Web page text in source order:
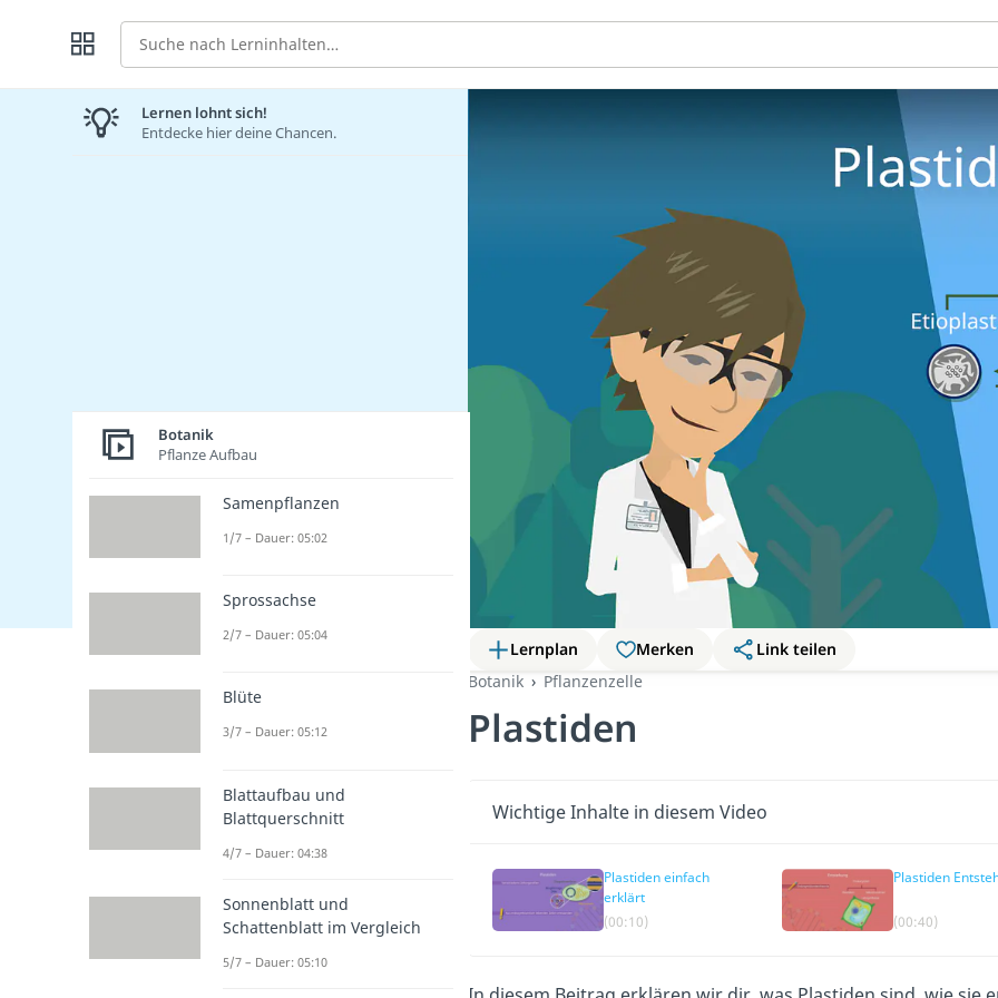
Suche
Lernplan Merken
Link teilen
Botanik
Pflanzenzelle
Plastiden
Wichtige Inhalte in diesem Video
Plastiden einfach
erklärt
(00:10)
Plastiden
(00:40)
Lernen lohnt sich!
Entdecke hier deine Chancen.
Botanik
Pflanze Aufbau
Samenpflanzen
1/7 – Dauer: 05:02
Sprossachse
2/7 – Dauer: 05:04
Blüte
3/7 – Dauer: 05:12
Blattaufbau und
Blattquerschnitt
4/7 – Dauer: 04:38
Sonnenblatt und
Schattenblatt im Vergleich
5/7 – Dauer: 05:10